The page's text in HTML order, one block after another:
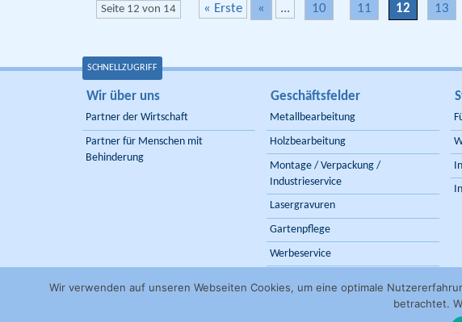
Seite 12 von 14 « Erste « ... 10 11 12 13
SCHNELLZUGRIFF
Wir über uns
Partner der Wirtschaft
Partner für Menschen mit
Behinderung
Geschäftsfelder
Metallbearbeitung
Holzbearbeitung
Montage / Verpackung /
Industrieservice
Lasergravuren
Gartenpflege
Werbeservice
Wir verwenden auf unseren Webseiten Cookies, um eine optimale
betrachtet.